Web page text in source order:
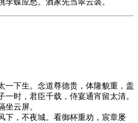
李蝶应愁。酒家先当翠云裘。
一下生。念道尊德贵，体隆貌重，盖
一时，君臣千载，侍宴通宵留太清。
坐云屏。
下，不夜城。看御杯重劝，宸章屡